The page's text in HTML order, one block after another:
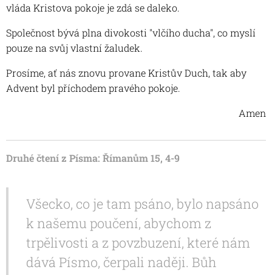
vláda Kristova pokoje je zdá se daleko.
Společnost bývá plna divokosti "vlčího ducha", co myslí
pouze na svůj vlastní žaludek.
Prosíme, ať nás znovu provane Kristův Duch, tak aby
Advent byl příchodem pravého pokoje.
Amen
Druhé čtení z Písma: Římanům 15, 4-9
Všecko, co je tam psáno, bylo napsáno
k našemu poučení, abychom z
trpělivosti a z povzbuzení, které nám
dává Písmo, čerpali naději. Bůh